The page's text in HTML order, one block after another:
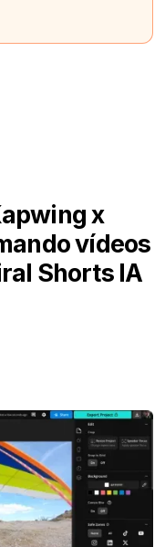
x
vídeos
Shorts IA